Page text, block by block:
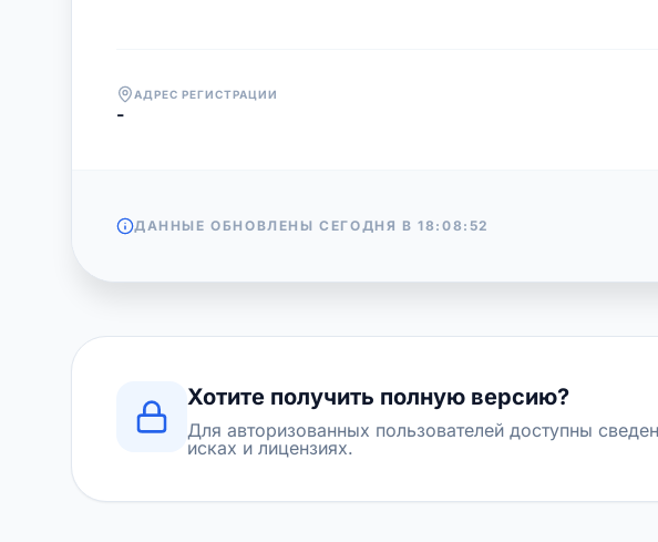
АДРЕС РЕГИСТРАЦИИ
-
ДАННЫЕ ОБНОВЛЕНЫ СЕГОДНЯ В18:08:52
Хотите получить полную версию?
Для авторизованных пользователей доступны
исках и лицензиях.